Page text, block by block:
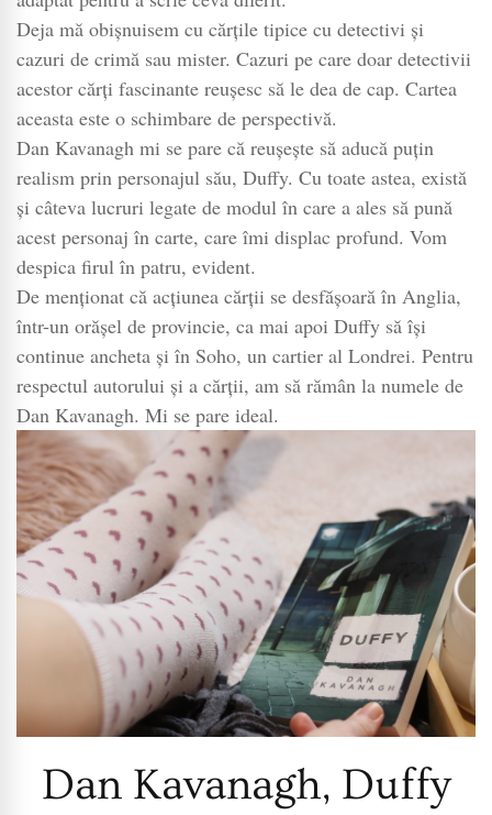
Deja mă obișnuisem cu cărțile tipice cu detectivi și
cazuri de crimă sau mister. Cazuri pe care doar detectivii
acestor cărți fascinante reușesc să le dea de cap. Cartea
aceasta este o schimbare de perspectivă.
Dan Kavanagh mi se pare că reușește să aducă puțin
realism prin personajul său, Duffy. Cu toate astea, există
și câteva lucruri legate de modul în care a ales să pună
acest personaj în carte, care îmi displac profund. Vom
despica firul în patru, evident.
De menționat că acțiunea cărții se desfășoară în Anglia,
într-un orășel de provincie, ca mai apoi Duffy să își
continue ancheta și în Soho, un cartier al Londrei. Pentru
respectul autorului și a cărții, am să rămân la numele de
Dan Kavanagh. Mi se pare ideal.
Dan Kavanagh, Duffy